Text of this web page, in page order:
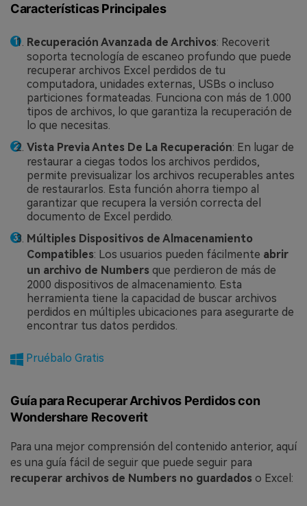
Características Principales
Recuperación Avanzada de Archivos: Recoverit
soporta tecnología de escaneo profundo que puede
recuperar archivos Excel perdidos de tu
computadora, unidades externas, USBs o incluso
particiones formateadas. Funciona con más de 1.000
tipos de archivos, lo que garantiza la recuperación de
lo que necesitas.
Vista Previa Antes De La Recuperación: En lugar de
restaurar a ciegas todos los archivos perdidos,
permite previsualizar los archivos recuperables antes
de restaurarlos. Esta función ahorra tiempo al
garantizar que recupera la versión correcta del
documento de Excel perdido.
Múltiples Dispositivos de Almacenamiento
Compatibles: Los usuarios pueden fácilmente abrir
un archivo de Numbers que perdieron de más de
2000 dispositivos de almacenamiento. Esta
herramienta tiene la capacidad de buscar archivos
perdidos en múltiples ubicaciones para asegurarte de
encontrar tus datos perdidos.
Pruébalo Gratis
Guía para Recuperar Archivos Perdidos con
Wondershare Recoverit
Para una mejor comprensión del contenido anterior, aquí
es una guía fácil de seguir que puede seguir para
recuperar archivos de Numbers no guardados o Excel: